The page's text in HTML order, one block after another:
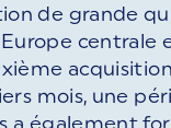
de grande
centrale
mois, une